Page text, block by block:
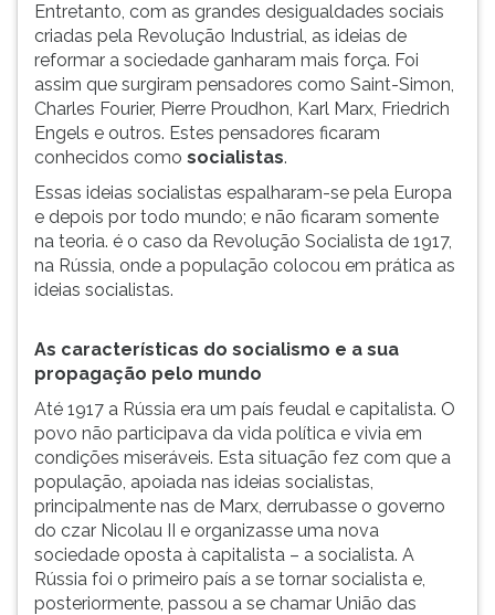
Entretanto, com as grandes desigualdades sociais
criadas pela Revolução Industrial, as ideias de
reformar a sociedade ganharam mais força. Foi
assim que surgiram pensadores como Saint-Simon,
Charles Fourier, Pierre Proudhon, Karl Marx, Friedrich
Engels e outros. Estes pensadores ficaram
conhecidos como socialistas.
Essas ideias socialistas espalharam-se pela Europa
e depois por todo mundo; e não ficaram somente
na teoria. é o caso da Revolução Socialista de 1917,
na Rússia, onde a população colocou em prática as
ideias socialistas.
As características do socialismo e a sua
propagação pelo mundo
Até 1917 a Rússia era um país feudal e capitalista. O
povo não participava da vida política e vivia em
condições miseráveis. Esta situação fez com que a
população, apoiada nas ideias socialistas,
principalmente nas de Marx, derrubasse o governo
do czar Nicolau II e organizasse uma nova
sociedade oposta à capitalista – a socialista. A
Rússia foi o primeiro país a se tornar socialista e,
posteriormente, passou a se chamar União das